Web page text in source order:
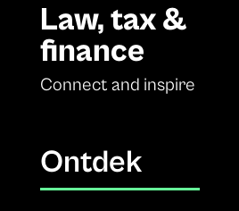
Law, tax &
finance
Connect and inspire
Ontdek